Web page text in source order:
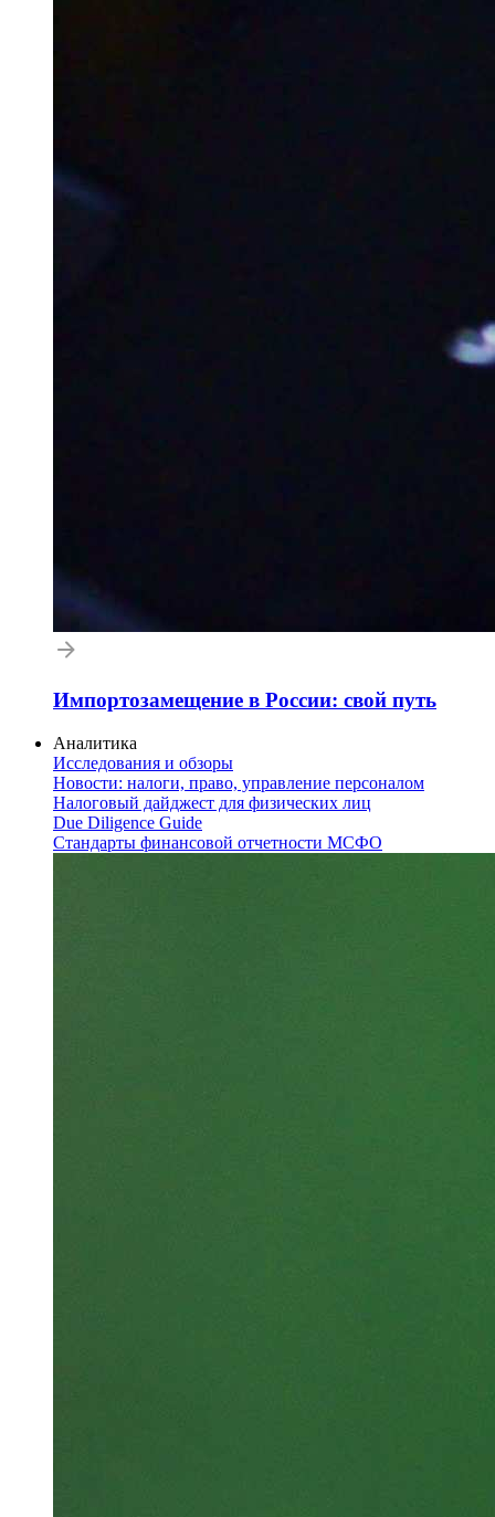
Импортозамещение в России: свой путь
Аналитика
Исследования и обзоры
Новости: налоги, право, управление персоналом
Налоговый дайджест для физических лиц
Due Diligence Guide
Стандарты финансовой отчетности МСФО